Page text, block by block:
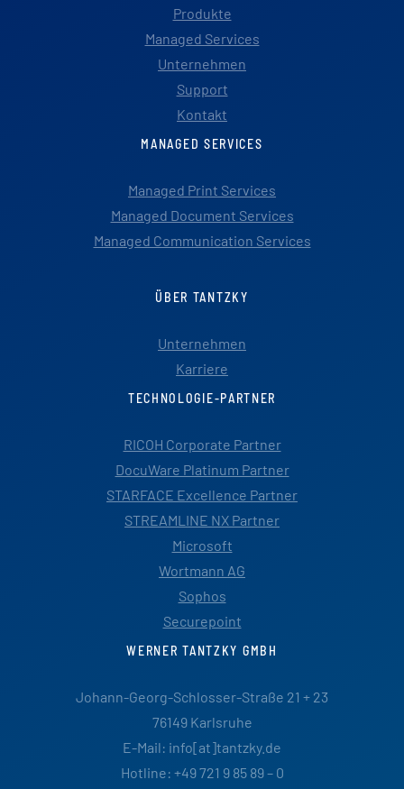
Produkte
Managed Services
Unternehmen
Support
Kontakt
MANAGED SERVICES
Managed Print Services
Managed Document Services
Managed Communication Services
ÜBER TANTZKY
Unternehmen
Karriere
TECHNOLOGIE-PARTNER
RICOH Corporate Partner
DocuWare Platinum Partner
STARFACE Excellence Partner
STREAMLINE NX Partner
Microsoft
Wortmann AG
Sophos
Securepoint
WERNER TANTZKY GMBH
Johann-Georg-Schlosser-Straße 21 + 23
76149 Karlsruhe
E-Mail: info[at]tantzky.de
Hotline: +49 721 9 85 89 – 0